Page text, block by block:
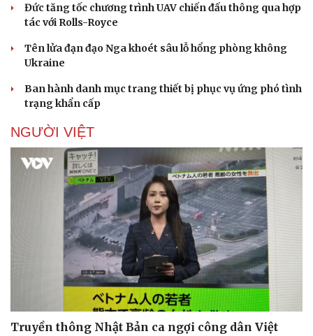
Đức tăng tốc chương trình UAV chiến đấu thông qua hợp
tác với Rolls-Royce
Tên lửa đạn đạo Nga khoét sâu lỗ hổng phòng không
Ukraine
Ban hành danh mục trang thiết bị phục vụ ứng phó tình
trạng khẩn cấp
NGƯỜI VIỆT
Truyền thông Nhật Bản ca ngợi công dân Việt